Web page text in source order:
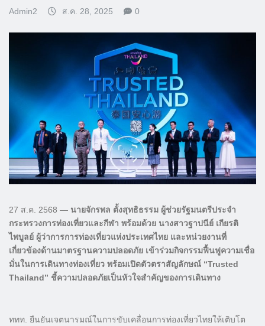
Admin2 ส.ค. 28, 2025 0
27 ส.ค. 2568 — นายจักรพล ตั้งสุทธิธรรม ผู้ช่วยรัฐมนตรีประจำ
กระทรวงการท่องเที่ยวและกีฬา พร้อมด้วย นางสาวฐาปนีย์ เกียรติ
ไพบูลย์ ผู้ว่าการการท่องเที่ยวแห่งประเทศไทย และหน่วยงานที่
เกี่ยวข้องด้านมาตรฐานความปลอดภัย เข้าร่วมกิจกรรมฟื้นฟูความเชื่อ
มั่นในการเดินทางท่องเที่ยว พร้อมเปิดตัวตราสัญลักษณ์ “Trusted
Thailand” ชี้ความปลอดภัยเป็นหัวใจสำคัญของการเดินทาง
ททท. ยืนยันเจตนารมณ์ในการขับเคลื่อนการท่องเที่ยวไทยให้เติบโต